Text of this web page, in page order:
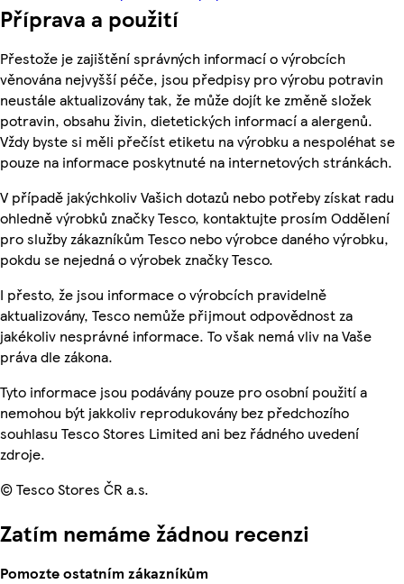
Příprava a použití
Přestože je zajištění správných informací o výrobcích
věnována nejvyšší péče, jsou předpisy pro výrobu potravin
neustále aktualizovány tak, že může dojít ke změně složek
potravin, obsahu živin, dietetických informací a alergenů.
Vždy byste si měli přečíst etiketu na výrobku a nespoléhat se
pouze na informace poskytnuté na internetových stránkách.
V případě jakýchkoliv Vašich dotazů nebo potřeby získat radu
ohledně výrobků značky Tesco, kontaktujte prosím Oddělení
pro služby zákazníkům Tesco nebo výrobce daného výrobku,
pokdu se nejedná o výrobek značky Tesco.
I přesto, že jsou informace o výrobcích pravidelně
aktualizovány, Tesco nemůže přijmout odpovědnost za
jakékoliv nesprávné informace. To však nemá vliv na Vaše
práva dle zákona.
Tyto informace jsou podávány pouze pro osobní použití a
nemohou být jakkoliv reprodukovány bez předchozího
souhlasu Tesco Stores Limited ani bez řádného uvedení
zdroje.
© Tesco Stores ČR a.s.
Zatím nemáme žádnou recenzi
Pomozte ostatním zákazníkům